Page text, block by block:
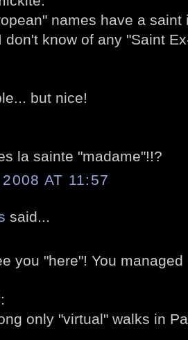
names have a
don't know of any "Saint
but nice!
la sainte "madame"!!?
AT 11:57
said...
you "here"! You
only "virtual" walks in